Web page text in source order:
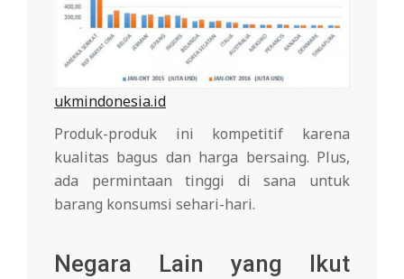
ukmindonesia.id
Produk-produk ini kompetitif karena
kualitas bagus dan harga bersaing. Plus,
ada permintaan tinggi di sana untuk
barang konsumsi sehari-hari.
Negara Lain yang Ikut